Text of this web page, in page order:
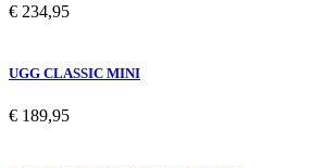
€ 234,95
UGG CLASSIC MINI
€ 189,95